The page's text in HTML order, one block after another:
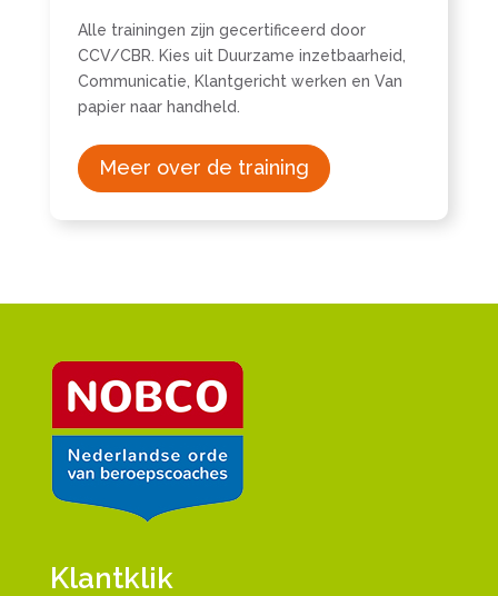
Alle trainingen zijn gecertificeerd door
CCV/CBR. Kies uit Duurzame inzetbaarheid,
Communicatie, Klantgericht werken en Van
papier naar handheld.
Meer over de training
Klantklik